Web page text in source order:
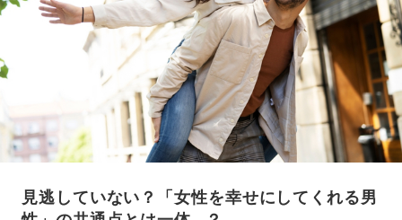
見逃していない？「女性を幸せにしてくれる男